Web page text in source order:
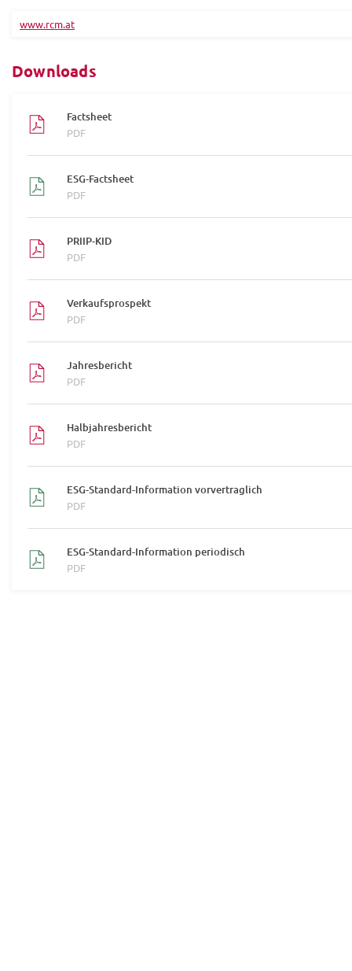
www.rcm.at
Downloads
Factsheet
PDF
ESG-Factsheet
PDF
PRIIP-KID
PDF
Verkaufsprospekt
PDF
Jahresbericht
PDF
Halbjahresbericht
PDF
ESG-Standard-Information vorvertraglich
PDF
ESG-Standard-Information periodisch
PDF